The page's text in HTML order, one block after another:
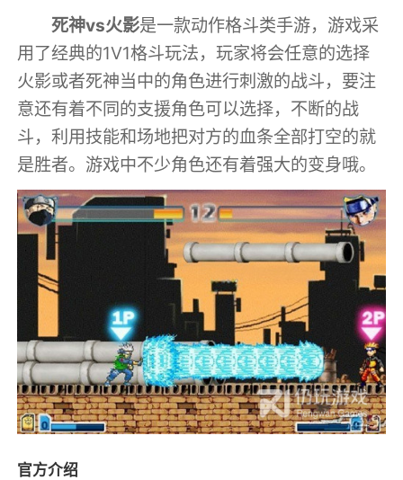
死神vs火影是一款动作格斗类手游，游戏采
用了经典的1V1格斗玩法，玩家将会任意的选择
火影或者死神当中的角色进行刺激的战斗，要注
意还有着不同的支援角色可以选择，不断的战
斗，利用技能和场地把对方的血条全部打空的就
是胜者。游戏中不少角色还有着强大的变身哦。
官方介绍